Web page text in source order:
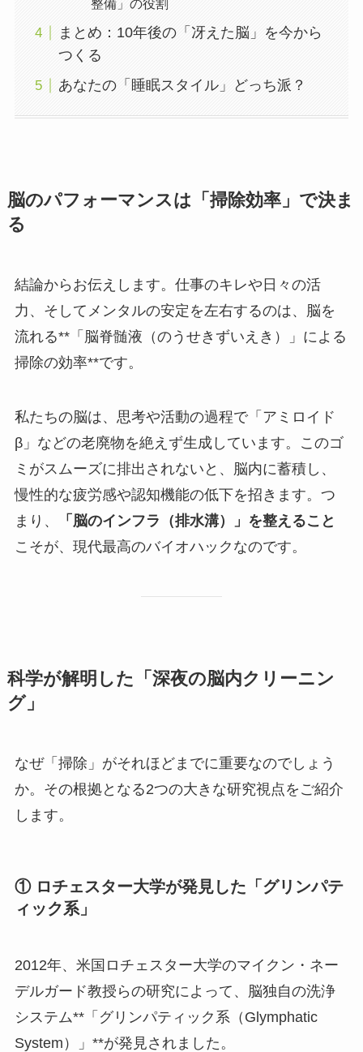
整備」の役割
まとめ：10年後の「冴えた脳」を今から
つくる
あなたの「睡眠スタイル」どっち派？
脳のパフォーマンスは「掃除効率」で決ま
る
結論からお伝えします。仕事のキレや日々の活
力、そしてメンタルの安定を左右するのは、脳を
流れる**「脳脊髄液（のうせきずいえき）」による
掃除の効率**です。
私たちの脳は、思考や活動の過程で「アミロイド
β」などの老廃物を絶えず生成しています。このゴ
ミがスムーズに排出されないと、脳内に蓄積し、
慢性的な疲労感や認知機能の低下を招きます。つ
まり、
「脳のインフラ（排水溝）」を整えること
こそが、現代最高のバイオハックなのです。
科学が解明した「深夜の脳内クリーニン
グ」
なぜ「掃除」がそれほどまでに重要なのでしょう
か。その根拠となる2つの大きな研究視点をご紹介
します。
① ロチェスター大学が発見した「グリンパテ
ィック系」
2012年、米国ロチェスター大学のマイクン・ネー
デルガード教授らの研究によって、脳独自の洗浄
システム**「グリンパティック系（Glymphatic
System）」**が発見されました。